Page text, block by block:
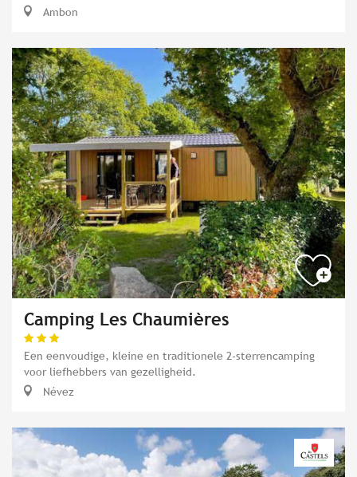
Ambon
Camping Les Chaumières
Een eenvoudige, kleine en traditionele 2-sterrencamping
voor liefhebbers van gezelligheid.
Névez